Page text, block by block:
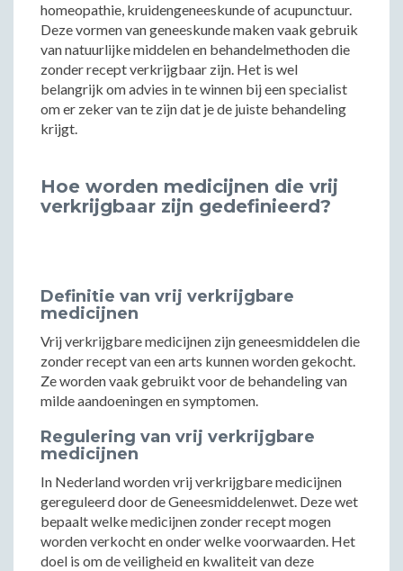
homeopathie, kruidengeneeskunde of acupunctuur.
Deze vormen van geneeskunde maken vaak gebruik
van natuurlijke middelen en behandelmethoden die
zonder recept verkrijgbaar zijn. Het is wel
belangrijk om advies in te winnen bij een specialist
om er zeker van te zijn dat je de juiste behandeling
krijgt.
Hoe worden medicijnen die vrij
verkrijgbaar zijn gedefinieerd?
Definitie van vrij verkrijgbare
medicijnen
Vrij verkrijgbare medicijnen zijn geneesmiddelen die
zonder recept van een arts kunnen worden gekocht.
Ze worden vaak gebruikt voor de behandeling van
milde aandoeningen en symptomen.
Regulering van vrij verkrijgbare
medicijnen
In Nederland worden vrij verkrijgbare medicijnen
gereguleerd door de Geneesmiddelenwet. Deze wet
bepaalt welke medicijnen zonder recept mogen
worden verkocht en onder welke voorwaarden. Het
doel is om de veiligheid en kwaliteit van deze